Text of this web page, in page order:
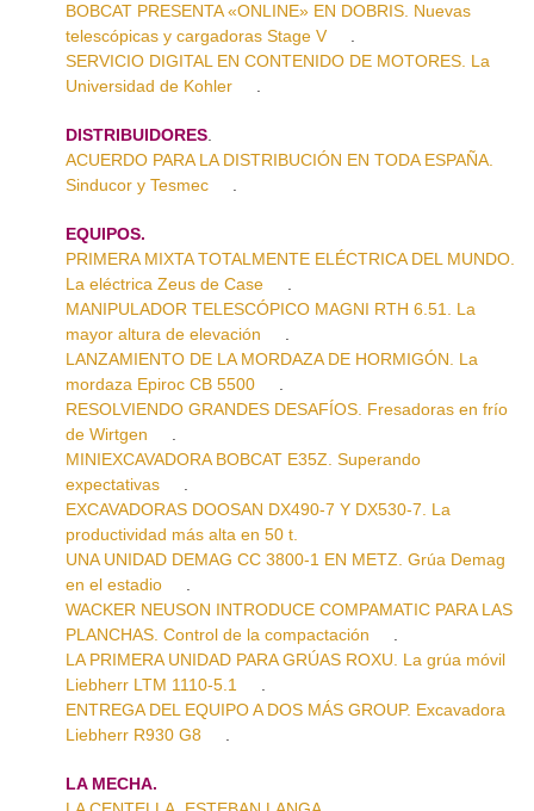
BOBCAT PRESENTA «ONLINE» EN DOBRIS. Nuevas
telescópicas y cargadoras Stage V
SERVICIO DIGITAL EN CONTENIDO DE MOTORES. La
Universidad de Kohler
DISTRIBUIDORES
ACUERDO PARA LA DISTRIBUCIÓN EN TODA ESPAÑA.
Sinducor y Tesmec
EQUIPOS.
PRIMERA MIXTA TOTALMENTE ELÉCTRICA DEL MUNDO.
La eléctrica Zeus de Case
MANIPULADOR TELESCÓPICO MAGNI RTH 6.51. La
mayor altura de elevación
LANZAMIENTO DE LA MORDAZA DE HORMIGÓN. La
mordaza Epiroc CB 5500
RESOLVIENDO GRANDES DESAFÍOS. Fresadoras en frío
de Wirtgen
MINIEXCAVADORA BOBCAT E35Z. Superando
expectativas
EXCAVADORAS DOOSAN DX490-7 Y DX530-7. La
productividad más alta en 50 t.
UNA UNIDAD DEMAG CC 3800-1 EN METZ. Grúa Demag
en el estadio
WACKER NEUSON INTRODUCE COMPAMATIC PARA LAS
PLANCHAS. Control de la compactación
LA PRIMERA UNIDAD PARA GRÚAS ROXU. La grúa móvil
Liebherr LTM 1110-5.1
ENTREGA DEL EQUIPO A DOS MÁS GROUP. Excavadora
Liebherr R930 G8
LA MECHA.